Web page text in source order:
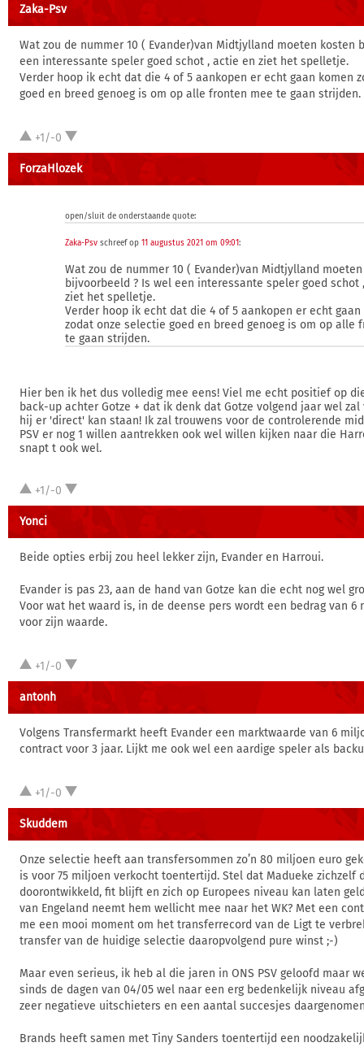
Zaka-Psv
Wat zou de nummer 10 ( Evander)van Midtjylland moeten kosten
een interessante speler goed schot , actie en ziet het spelletje.
Verder hoop ik echt dat die 4 of 5 aankopen er echt gaan komen
goed en breed genoeg is om op alle fronten mee te gaan strijden.
+1/-0
ForzaHlozek
open/sluit de onderstaande quote:
Zaka-Psv schreef op 11 augustus 2021 om 09:01:
Wat zou de nummer 10 ( Evander)van Midtjylland
bijvoorbeeld ? Is wel een interessante speler goed schot
ziet het spelletje.
Verder hoop ik echt dat die 4 of 5 aankopen er echt gaan
zodat onze selectie goed en breed genoeg is om op alle
te gaan strijden.
Hier ben ik het dus volledig mee eens! Viel me echt positief op
back-up achter Gotze + dat ik denk dat Gotze volgend jaar wel
hij er 'direct' kan staan! Ik zal trouwens voor de controlerende
PSV er nog 1 willen aantrekken ook wel willen kijken naar die
snapt t ook wel.
+1/-0
Yonci
Beide opties erbij zou heel lekker zijn, Evander en Harroui.
Evander is pas 23, aan de hand van Gotze kan die echt nog wel
Voor wat het waard is, in de deense pers wordt een bedrag van 6
voor zijn waarde.
+1/-0
antonh
Volgens Transfermarkt heeft Evander een marktwaarde van 6
contract voor 3 jaar. Lijkt me ook wel een aardige speler als
+1/-0
Skuddem
Onze selectie heeft aan transfersommen zo’n 80 miljoen euro
is voor 75 miljoen verkocht toentertijd. Stel dat Madueke zichzelf
doorontwikkeld, fit blijft en zich op Europees niveau kan laten
van Engeland neemt hem wellicht mee naar het WK? Met een
me een mooi moment om het transferrecord van de Ligt te
transfer van de huidige selectie daaropvolgend pure winst ;-)
Maar even serieus, ik heb al die jaren in ONS PSV geloofd maar
sinds de dagen van 04/05 wel naar een erg bedenkelijk niveau
zeer negatieve uitschieters en een aantal succesjes
Brands heeft samen met Tiny Sanders toentertijd een